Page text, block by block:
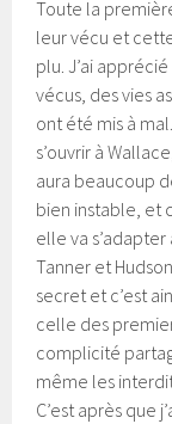
Toute la
leur vécu et
plu. J’ai
vécus, des vies
ont été mis à
s’ouvrir à
aura beaucoup
bien instable, et
elle va
Tanner et
secret et c’est
celle des
complicité
même les
C’est après que